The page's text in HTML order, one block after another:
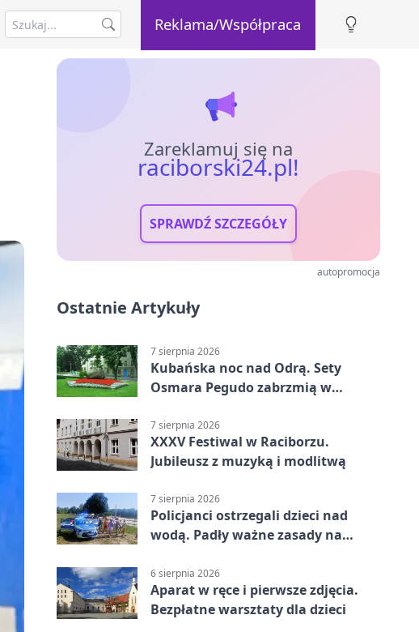
Reklama/Współpraca
Zareklamuj się na
raciborski24.pl!
SPRAWDŹ SZCZEGÓŁY
autopromocja
Ostatnie Artykuły
7 sierpnia 2026
Kubańska noc nad Odrą. Sety
Osmara Pegudo zabrzmią w
7 sierpnia 2026
XXXV Festiwal w Raciborzu.
Jubileusz z muzyką i modlitwą
7 sierpnia 2026
Policjanci ostrzegali dzieci nad
wodą. Padły ważne zasady na
6 sierpnia 2026
Aparat w ręce i pierwsze zdjęcia.
Bezpłatne warsztaty dla dzieci